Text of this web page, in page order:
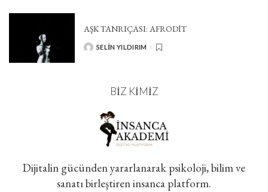
AŞK TANRIÇASI: AFRODIT
POSTED
SELİN YILDIRIM
BIZ KIMIZ
Dijitalin gücünden yararlanarak psikoloji, bilim ve
sanatı birleştiren insanca platform.